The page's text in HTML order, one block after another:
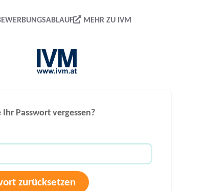
MEHR ZU IVM
Ihr Passwort vergessen?